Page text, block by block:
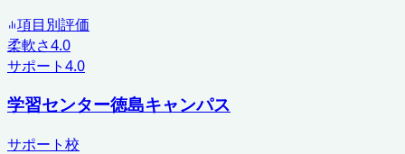
項目別評価
柔軟さ4.0
サポート4.0
学習センター徳島キャンパス
サポート校